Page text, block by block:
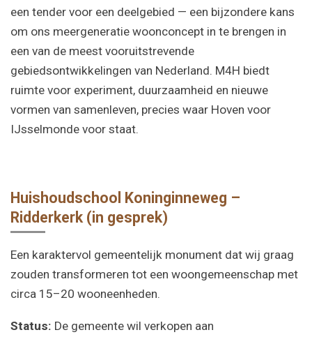
een tender voor een deelgebied — een bijzondere kans
om ons meergeneratie woonconcept in te brengen in
een van de meest vooruitstrevende
gebiedsontwikkelingen van Nederland. M4H biedt
ruimte voor experiment, duurzaamheid en nieuwe
vormen van samenleven, precies waar Hoven voor
IJsselmonde voor staat.
Huishoudschool Koninginneweg –
Ridderkerk (in gesprek)
Een karaktervol gemeentelijk monument dat wij graag
zouden transformeren tot een woongemeenschap met
circa 15–20 wooneenheden.
Status: De gemeente wil verkopen aan